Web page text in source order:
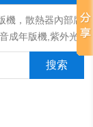
機，散熱器內部腐
成年版機,紫外光
沙塵抖音成年版
年版機